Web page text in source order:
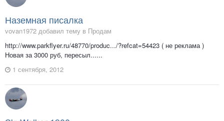
Наземная писалка
vovan1972 добавил тему в Продам
http://www.parkflyer.ru/48770/produc.../?refcat=54423 ( не реклама )
Новая за 3000 руб, пересыл......
1 сентября, 2012